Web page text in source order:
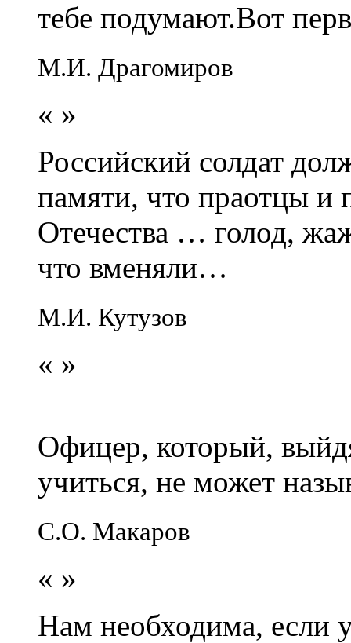
тебе подумают.Вот
М.И. Драгомиров
« »
Российский солдат
памяти, что праотцы и
Отечества … голод,
что вменяли…
М.И. Кутузов
« »
Офицер, который,
учиться, не может
С.О. Макаров
« »
Нам необходима, если